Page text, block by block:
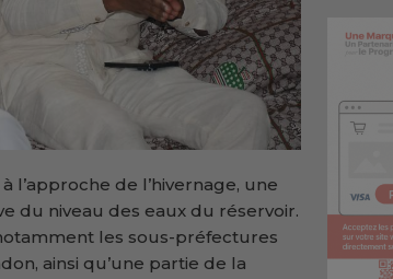
de l’hivernage, une
du niveau des eaux du réservoir.
les sous-préfectures
ainsi qu’une partie de la